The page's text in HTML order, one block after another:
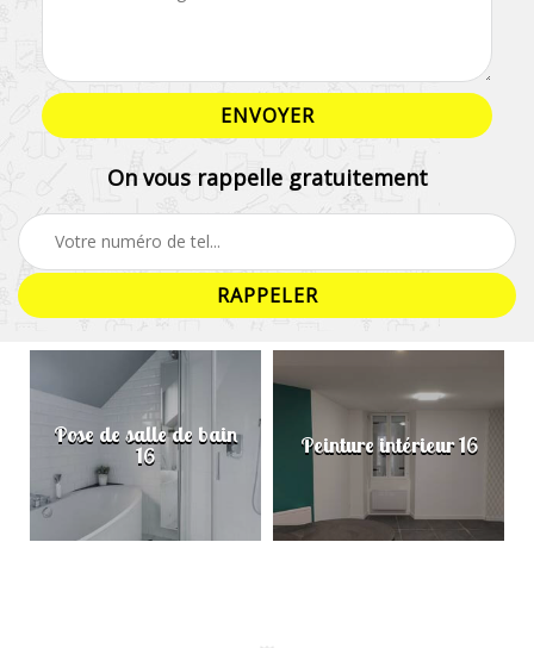
On vous rappelle gratuitement
Pose de salle de bain
16 Peinture intérieur 16